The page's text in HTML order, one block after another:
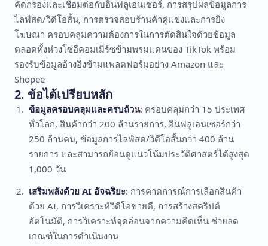
คัดกรองและเชื่อมต่อกับอินฟลูเอนเซอร์, การสรุปผลข้อมูลการ
ไลฟ์สด/วิดีโอสั้น, การตรวจสอบร้านค้าคู่แข่งและการยิง
โฆษณา ครอบคลุมความต้องการในการตัดสินใจด้วยข้อมูล
ตลอดทั้งห่วงโซ่อีคอมเมิร์ซข้ามพรมแดนของ TikTok พร้อม
รองรับข้อมูลอ้างอิงข้ามแพลตฟอร์มอย่าง Amazon และ
Shopee
2. ข้อได้เปรียบหลัก
ข้อมูลครอบคลุมและครบถ้วน: ครอบคลุมกว่า 15 ประเทศ
ทั่วโลก, สินค้ากว่า 200 ล้านรายการ, อินฟลูเอนเซอร์กว่า
250 ล้านคน, ข้อมูลการไลฟ์สด/วิดีโอสั้นกว่า 400 ล้าน
รายการ และสามารถย้อนดูแนวโน้มประวัติศาสตร์ได้สูงสุด
1,000 วัน
เสริมพลังด้วย AI อัจฉริยะ: การคาดการณ์การเลือกสินค้า
ด้วย AI, การวิเคราะห์วิดีโอขายดี, การสร้างสคริปต์
อัตโนมัติ, การวิเคราะห์จุดอ่อนจากความคิดเห็น ช่วยลด
เกณฑ์ในการดำเนินงาน